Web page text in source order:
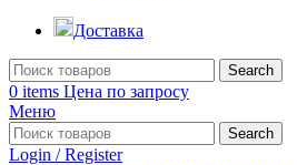
Доставка
Search
0 items Цена по запросу
Меню
Search
Login / Register